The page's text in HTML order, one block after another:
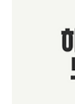
CCR의 사회 비판적인